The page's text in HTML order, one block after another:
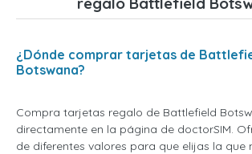
¿Dónde comprar tarjetas de
Botswana?
Compra tarjetas regalo de Battlefield
directamente en la página de doctorSIM.
de diferentes valores para que elijas la que